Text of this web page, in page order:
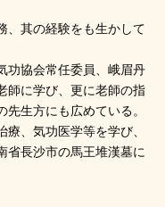
、其の経験をも生かして
功協会常任委員、峨眉丹
師に学び、更に老師の指
生方にも広めている。
、気功医学等を学び、
省長沙市の馬王堆漢墓に